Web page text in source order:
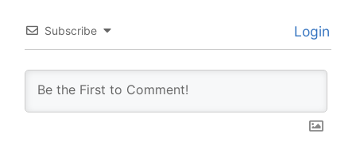
Subscribe Login